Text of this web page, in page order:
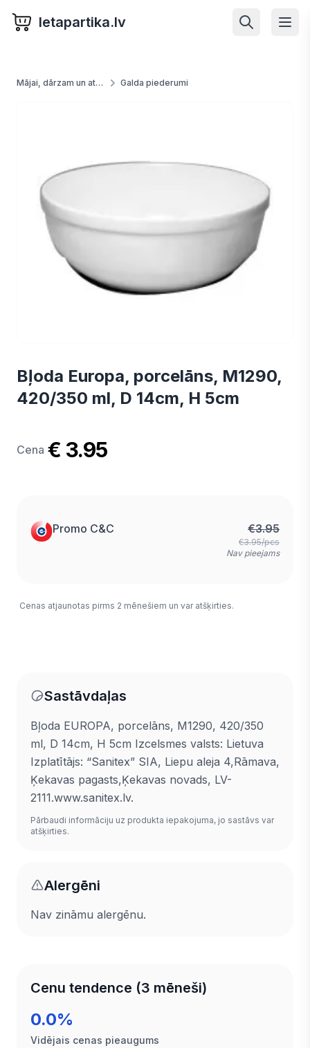
letapartika.lv
Mājai, dārzam un atpūtai Galda piederumi
Bļoda Europa, porcelāns, M1290,
420/350 ml, D 14cm, H 5cm
Cena € 3.95
Promo C&C €3.95
€3.95/pcs
Nav pieejams
Cenas atjaunotas pirms 2 mēnešiem un var atšķirties.
Sastāvdaļas
Bļoda EUROPA, porcelāns, M1290, 420/350
ml, D 14cm, H 5cm Izcelsmes valsts: Lietuva
Izplatītājs: “Sanitex” SIA, Liepu aleja 4,Rāmava,
Ķekavas pagasts,Ķekavas novads, LV-
2111.www.sanitex.lv.
Pārbaudi informāciju uz produkta iepakojuma, jo sastāvs var
atšķirties.
Alergēni
Nav zināmu alergēnu.
Cenu tendence (3 mēneši)
0.0%
Vidējais cenas pieaugums